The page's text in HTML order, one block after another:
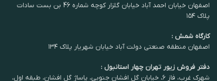
اصفهان خیابان احمد آباد خیابان گلزار کوچه شماره 46 بن بست سادات
پلاک ۱۵۴
کارگاه شمش :
اصفهان منطقه صنعتی دولت آباد خیابان شهریار پلاک ۱۳۴
دفتر فروش زیور تهران چهار استانبول :
شهرک غرب، فاز ۶، خیابان گل افشان جنوبی، پاساژ گل افشان، طبقه اول،